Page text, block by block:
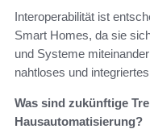
Interoperabilität ist
Smart Homes, da sie
und Systeme
nahtloses und
Was sind zukünftige
Hausautomatisierung?